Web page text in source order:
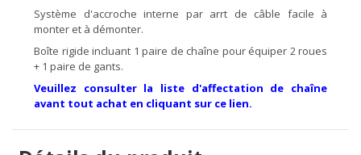
Système d'accroche interne par arrt de câble facile à
monter et à démonter.
Boîte rigide incluant 1 paire de chaîne pour équiper 2 roues
+ 1 paire de gants.
Veuillez consulter la liste d'affectation de chaîne
avant tout achat en cliquant sur ce lien.